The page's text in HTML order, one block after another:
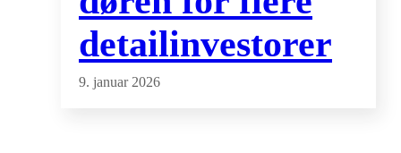
detailinvestorer
9. januar 2026